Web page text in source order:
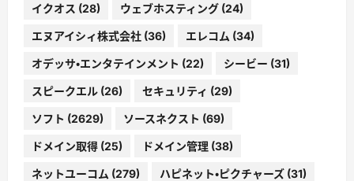
イクオス (28) ウェブホスティング (24)
エヌアイシィ株式会社 (36) エレコム (34)
オデッサ・エンタテインメント (22) シービー (31)
スピークエル (26) セキュリティ (29)
ソフト (2629) ソースネクスト (69)
ドメイン取得 (25) ドメイン管理 (38)
ネットユーコム (279) ハピネット・ピクチャーズ (31)